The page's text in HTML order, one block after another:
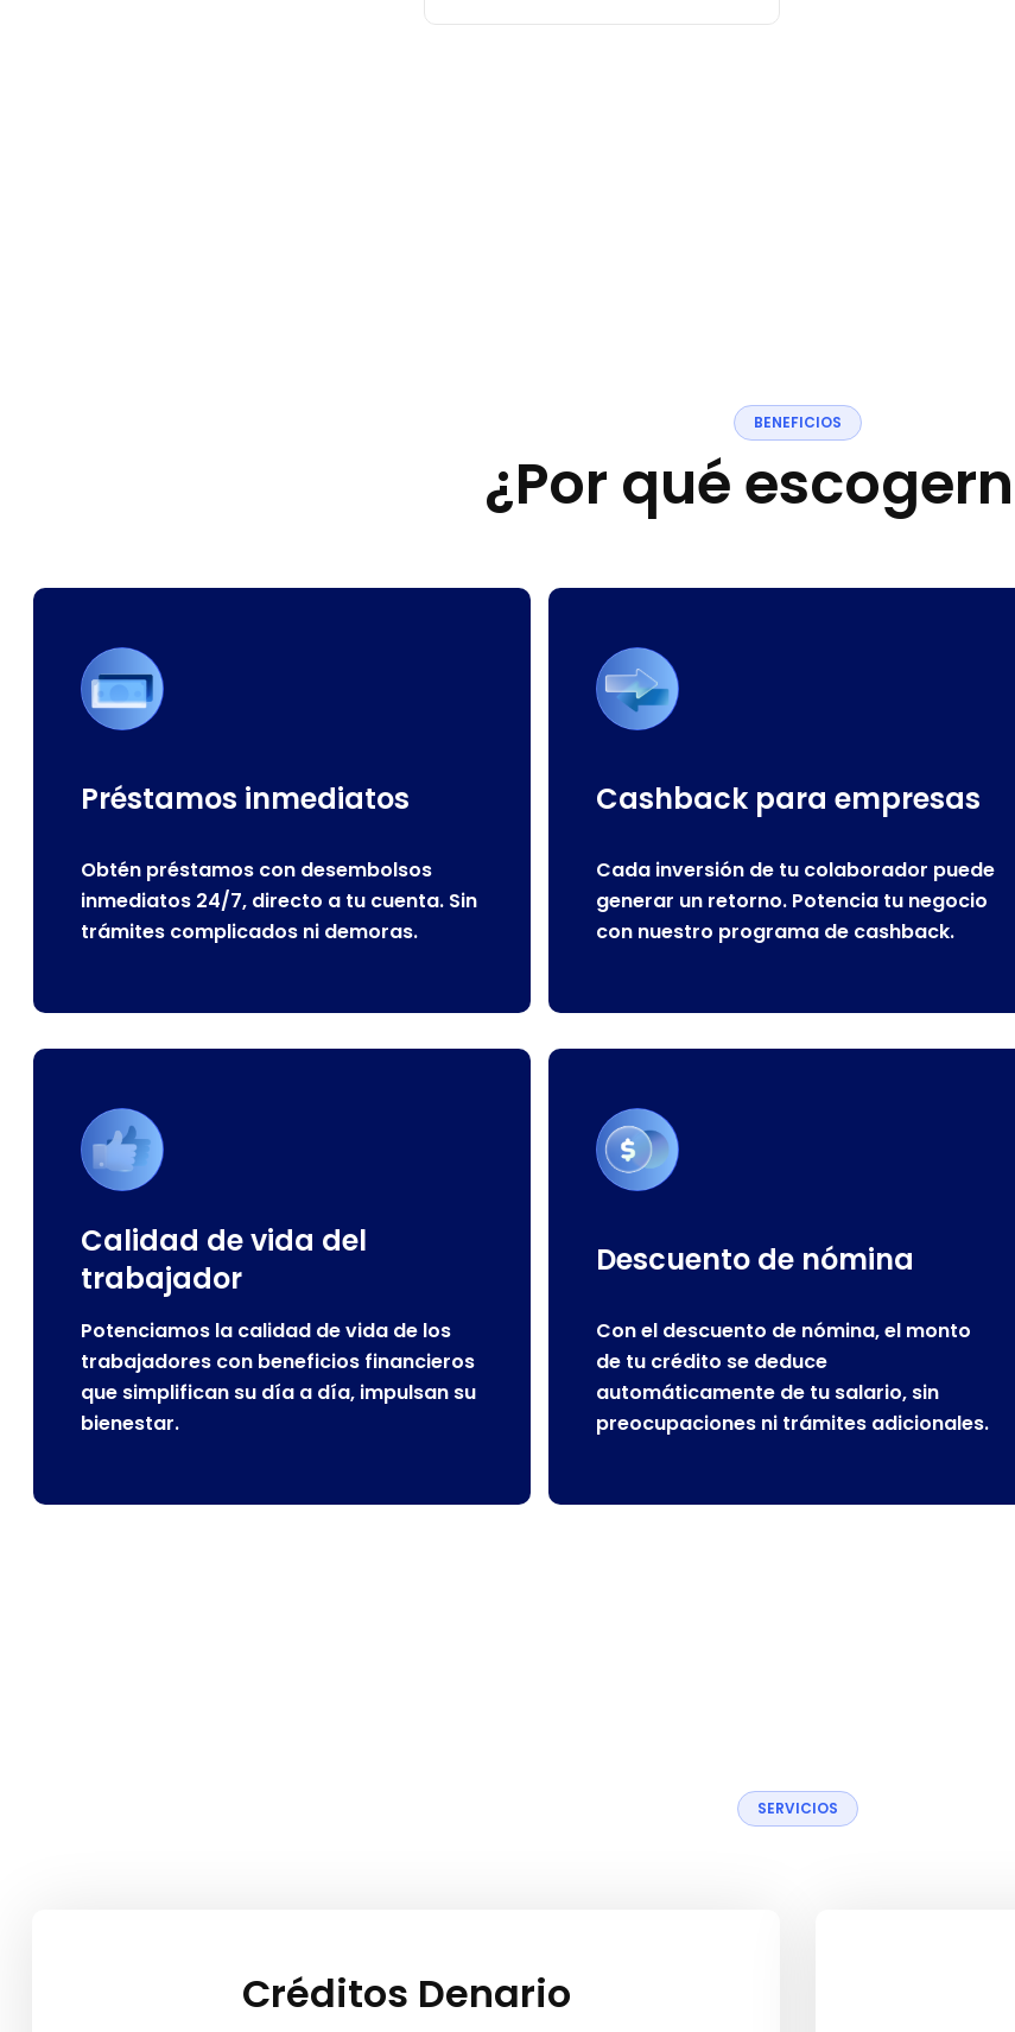
BENEFICIOS
¿Por quéescogern
Préstamos inmediatos
Obtén préstamos con desembolsos
inmediatos 24/7, directo a tu cuenta. Sin
trámites complicados ni demoras.
Cashback para empresas
Cada inversión de tu colaborador puede
generar un retorno. Potencia tu negocio
con nuestro programa de cashback.
Calidad de vida del
trabajador
Potenciamos la calidad de vida de los
trabajadores con beneficios financieros
que simplifican su día a día, impulsan su
bienestar.
Descuento de nómina
Con el descuento de nómina, el monto
de tu crédito se deduce
automáticamente de tu salario, sin
preocupaciones ni trámites adicionales.
SERVICIOS
Créditos Denario